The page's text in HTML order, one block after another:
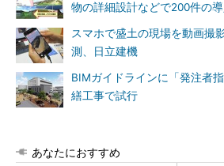
物の詳細設計などで200件の
スマホで盛土の現場を動画撮
測、日立建機
BIMガイドラインに「発注者
繕工事で試行
あなたにおすすめ